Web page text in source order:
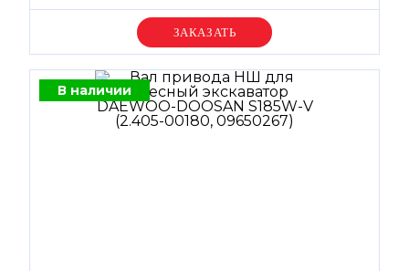
Уточняйте цену
В наличии